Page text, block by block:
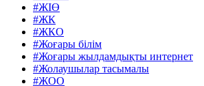
#ЖІӨ
#ЖК
#ЖКО
#Жоғары білім
#Жоғары жылдамдықты интернет
#Жолаушылар тасымалы
#ЖОО